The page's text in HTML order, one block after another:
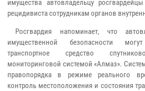
имущества автовладельцу
рецидивиста сотрудникам органов
Росгвардия напоминает, что
имущественной безопасности
транспортное средство
мониторинговой системой «Алмаз».
правопорядка в режиме реального
контроль местоположения и состояния